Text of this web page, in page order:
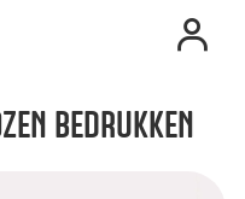
BEDRUKKEN